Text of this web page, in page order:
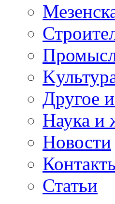
Другое
Наука и
Новости
Статьи